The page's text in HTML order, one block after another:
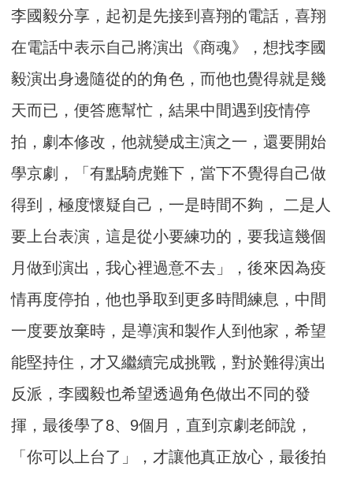
李國毅分享，起初是先接到喜翔的電話，喜翔
在電話中表示自己將演出《商魂》，想找李國
毅演出身邊隨從的的角色，而他也覺得就是幾
天而已，便答應幫忙，結果中間遇到疫情停
拍，劇本修改，他就變成主演之一，還要開始
學京劇，「有點騎虎難下，當下不覺得自己做
得到，極度懷疑自己，一是時間不夠， 二是人
要上台表演，這是從小要練功的，要我這幾個
月做到演出，我心裡過意不去」，後來因為疫
情再度停拍，他也爭取到更多時間練息，中間
一度要放棄時，是導演和製作人到他家，希望
能堅持住，才又繼續完成挑戰，對於難得演出
反派，李國毅也希望透過角色做出不同的發
揮，最後學了8、9個月，直到京劇老師說，
「你可以上台了」，才讓他真正放心，最後拍